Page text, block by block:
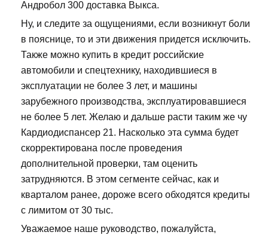
Андробол 300 доставка Выкса.
Ну, и следите за ощущениями, если возникнут боли
в пояснице, то и эти движения придется исключить.
Также можно купить в кредит российские
автомобили и спецтехнику, находившиеся в
эксплуатации не более 3 лет, и машины
зарубежного производства, эксплуатировавшиеся
не более 5 лет. Желаю и дальше расти таким же чу
Кардиодиспансер 21. Насколько эта сумма будет
скорректирована после проведения
дополнительной проверки, там оценить
затрудняются. В этом сегменте сейчас, как и
кварталом ранее, дороже всего обходятся кредиты
с лимитом от 30 тыс.
Уважаемое наше руководство, пожалуйста,